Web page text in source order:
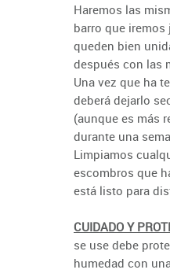
Haremos las
barro que
queden bien
después con las
Una vez que ha
deberá dejarlo
(aunque es más
durante una
Limpiamos
escombros que
está listo para
CUIDADO Y
se use debe
humedad con